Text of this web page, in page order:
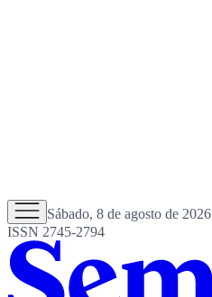
Sábado, 8 de agosto de 2026
ISSN 2745-2794